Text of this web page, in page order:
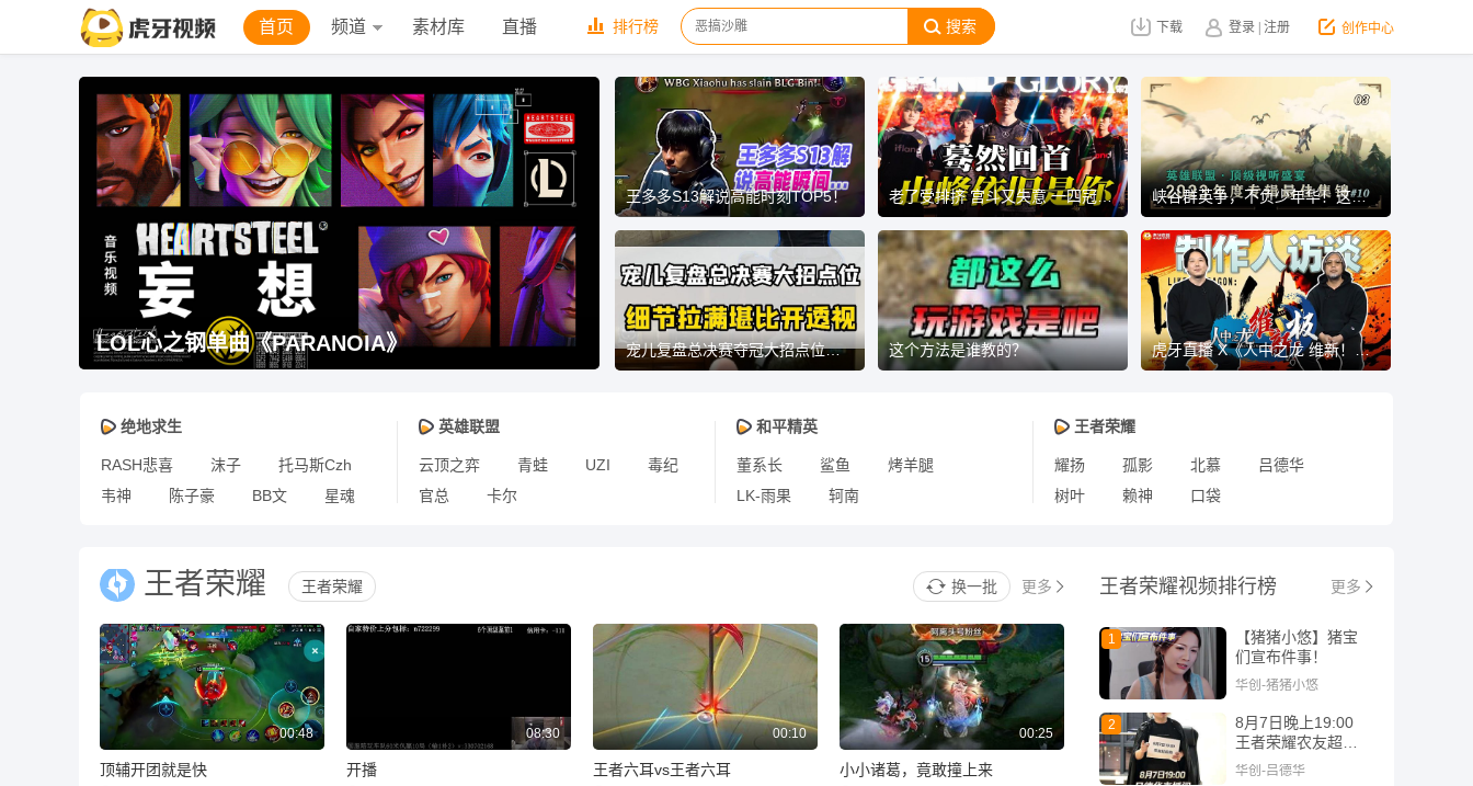
首页 频道 素材库 直播 排行榜 搜索 下载 登录 注册 创作中心
LOL心之钢单曲《PARANOIA》
王多多S13解说高能时刻TOP5！
小星a来了 17017 老了受排挤 宫斗又失意 一四冠王背后的Faker经历了什么？
梦与电竞 307562 峡谷群英争，不负少年华！这剪法放在集锦圈也是相当炸裂的！
LolMadmovie 6803
宠儿复盘总决赛夺冠大招点位，细节直接拉满比开透视还恶心！
CF冷铭 313301 这个方法是谁教的？
晚玉 256504 虎牙直播 X《人中之龙 维新！极》制作人线上访谈
爆刘继芬1 4910
绝地求生
RASH悲喜 沫子
托马斯Czh
韦神
陈子豪 BB文 星魂
英雄联盟
云顶之弈 青蛙 UZI
毒纪
官总
卡尔
和平精英
董系长 鲨鱼
烤羊腿
LK-雨果
轲南
王者荣耀
耀扬 孤影 北慕
吕德华
树叶
赖神 口袋
王者荣耀 王者荣耀 换一批 更多
00:48
顶辅开团就是快
08:30
开播
00:10
王者六耳vs王者六耳
00:25
小小诸葛，竟敢撞上来
更多
王者荣耀视频排行榜
1
【猪猪小悠】猪宝
们宣布件事！
华创-猪猪小悠
2
8月7日晚上19:00
王者荣耀农友超前
购，不见不散!
华创-吕德华